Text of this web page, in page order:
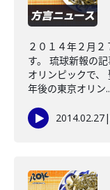
２０１４年２月
す。 琉球新報の
オリンピックで、
年後の東京オリン
2014.02.27|